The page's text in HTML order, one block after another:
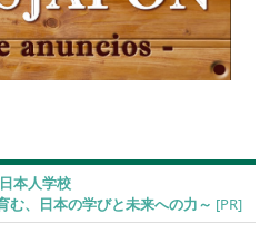
本人学校
む、日本の学びと未来への力～ [PR]